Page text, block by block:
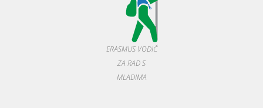
ERASMUS VODIČ
ZA RAD S
MLADIMA